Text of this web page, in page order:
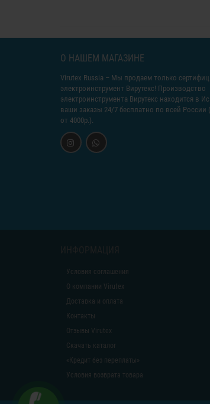
О НАШЕМ МАГАЗИНЕ
Virutex Russia – Мы продаем только
электроинструмент Вирутекс! Производство
электроинструмента Вирутекс находится в
ваши заказы 24/7 бесплатно по всей России
от 4000р.).
Условия соглашения
О компании Virutex
Доставка и оплата
Контакты
Отзывы Virutex
Скачать каталог
«Кредит без переплаты»
Условия возврата товара